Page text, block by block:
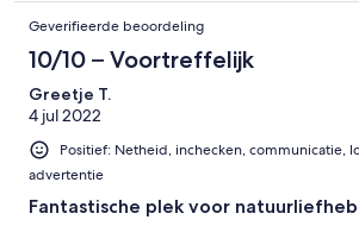
Geverifieerde beoordeling
10/10 – Voortreffelijk
Greetje T.
4 jul 2022
Positief: Netheid, inchecken, communicatie,
advertentie
Fantastische plek voor